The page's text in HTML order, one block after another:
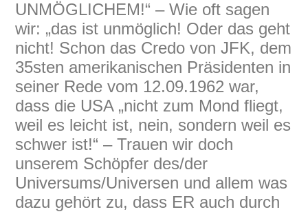
UNMÖGLICHEM!“ – Wie oft sagen
wir: „das ist unmöglich! Oder das geht
nicht! Schon das Credo von JFK, dem
35sten amerikanischen Präsidenten in
seiner Rede vom 12.09.1962 war,
dass die USA „nicht zum Mond fliegt,
weil es leicht ist, nein, sondern weil es
schwer ist!“ – Trauen wir doch
unserem Schöpfer des/der
Universums/Universen und allem was
dazu gehört zu, dass ER auch durch